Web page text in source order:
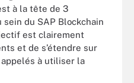
à la tête de 3
du SAP Blockchain
est clairement
et de s’étendre sur
à utiliser la